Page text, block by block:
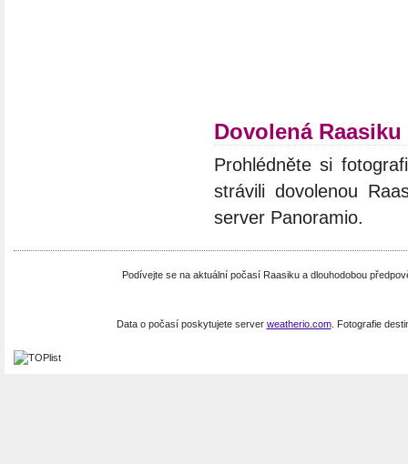
Dovolená Raasiku
Prohlédněte si
strávili dovolenou
server Panoramio.
Podívejte se na aktuální počasí Raasiku a dlouhodobou
Data o počasí poskytujete server weatherio.com. Fotografie